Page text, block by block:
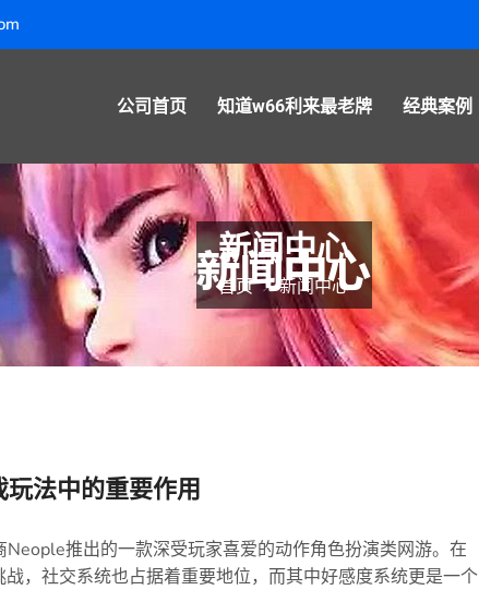
公司首页 知道w66利来最老牌 经典案例
新闻中心
首页 新闻中心
法中的重要作用
Neople推出的一款深受玩家喜爱的动作角色扮演类网游。在
，社交系统也占据着重要地位，而其中好感度系统更是一个